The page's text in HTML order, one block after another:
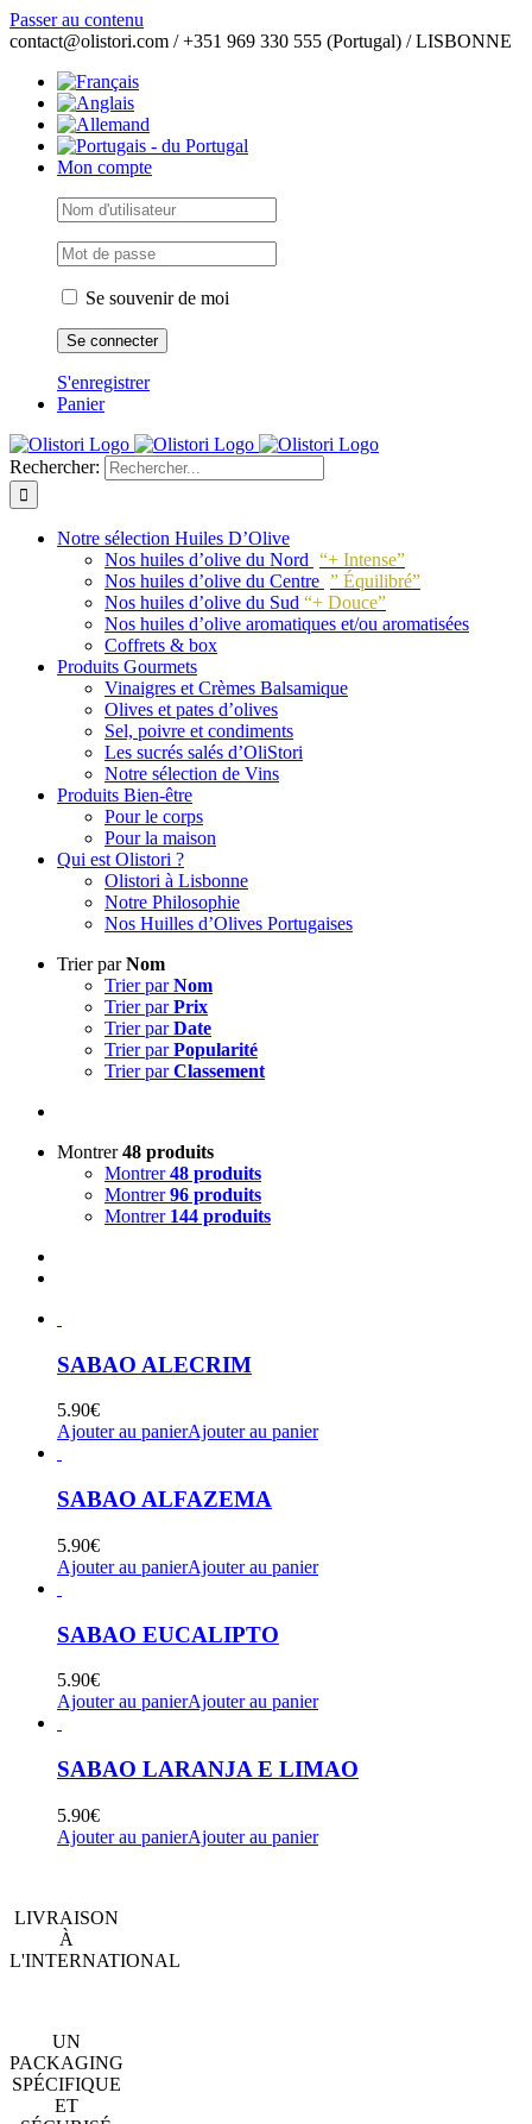
Passer au contenu
contact@olistori.com / +351 969 330 555 (Portugal) / LISBONNE
Mon compte
Se souvenir de moi
S'enregistrer
Panier
Rechercher:
Notre sélection Huiles D’Olive
Nos huiles d’olive du Nord “+ Intense”
Nos huiles d’olive du Centre ” Équilibré”
Nos huiles d’olive du Sud “+ Douce”
Nos huiles d’olive aromatiques et/ou aromatisées
Coffrets & box
Produits Gourmets
Vinaigres et Crèmes Balsamique
Olives et pates d’olives
Sel, poivre et condiments
Les sucrés salés d’OliStori
Notre sélection de Vins
Produits Bien-être
Pour le corps
Pour la maison
Qui est Olistori ?
Olistori à Lisbonne
Notre Philosophie
Nos Huilles d’Olives Portugaises
Trier parNom
Trier parNom
Trier parPrix
Trier parDate
Trier parPopularité
Trier parClassement
Montrer48 produits
Montrer48 produits
Montrer96 produits
Montrer 144 produits
SABAO ALECRIM
5.90€
Ajouter au panierAjouter au panier
SABAO ALFAZEMA
5.90€
Ajouter au panierAjouter au panier
SABAO EUCALIPTO
5.90€
Ajouter au panierAjouter au panier
SABAO LARANJA E LIMAO
5.90€
Ajouter au panierAjouter au panier
LIVRAISON
À
L'INTERNATIONAL
UN
PACKAGING
SPÉCIFIQUE
ET